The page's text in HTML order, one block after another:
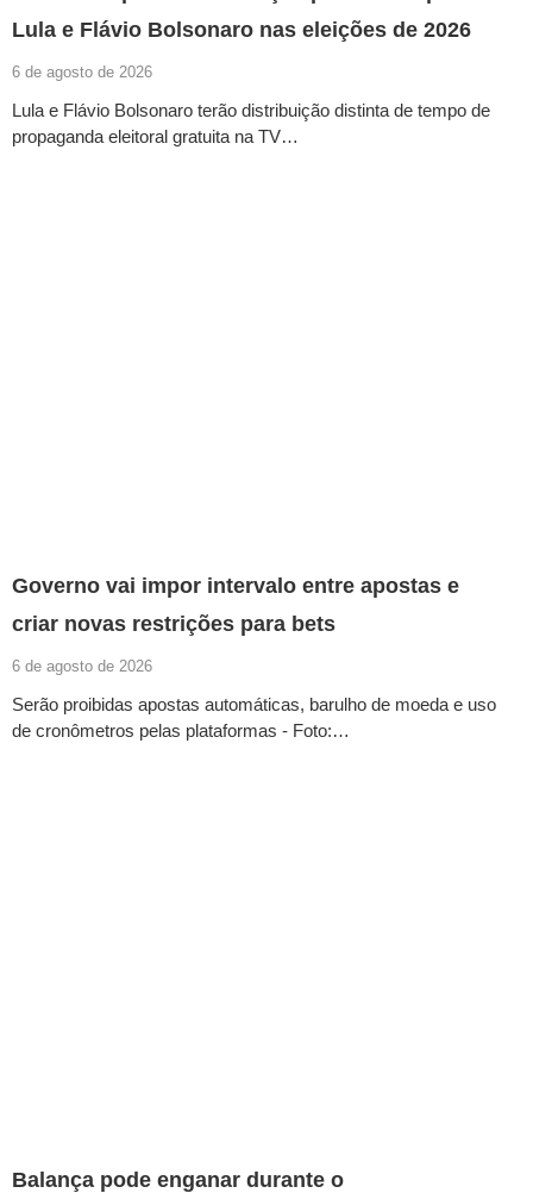
Lula e Flávio Bolsonaro nas eleições de 2026
6 de agosto de 2026
Lula e Flávio Bolsonaro terão distribuição distinta de tempo de
propaganda eleitoral gratuita na TV…
Governo vai impor intervalo entre apostas e
criar novas restrições para bets
6 de agosto de 2026
Serão proibidas apostas automáticas, barulho de moeda e uso
de cronômetros pelas plataformas - Foto:…
Balança pode enganar durante o